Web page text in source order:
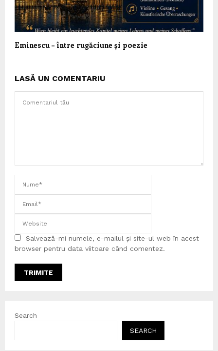
Eminescu – între rugăciune și poezie
LASĂ UN COMENTARIU
Salvează-mi numele, e-mailul și site-ul web în acest
browser pentru data viitoare când comentez.
Search
SEARCH